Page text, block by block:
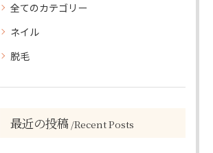
全てのカテゴリー
ネイル
脱毛
最近の投稿 Recent Posts